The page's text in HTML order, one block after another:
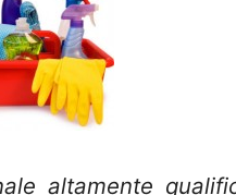
altamente